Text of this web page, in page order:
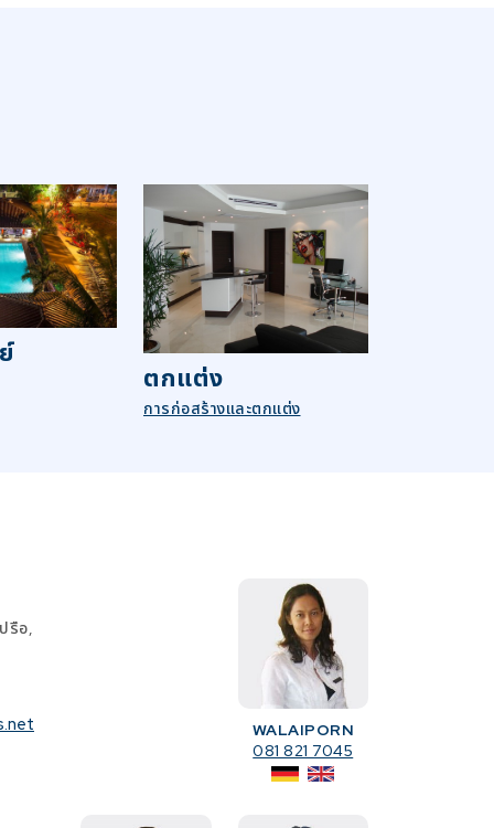
ตกแต่ง
การก่อสร้างและตกแต่ง
รือ,
WALAIPORN
081 821 7045